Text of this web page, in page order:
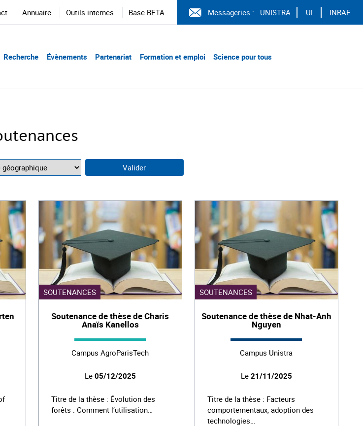
Annuaire Outils internes Base BETA Messageries : UNISTRA UL INRAE
Recherche Évènements Partenariat Formation et emploi Science pour tous
SOUTENANCES
Soutenance de thèse de Charis
Anaïs Kanellos
Campus AgroParisTech
Le 05/12/2025
Titre de la thèse : Évolution des
forêts : Comment l’utilisation…
SOUTENANCES
Soutenance de thèse de Nhat-Anh
Nguyen
Campus Unistra
Le 21/11/2025
Titre de la thèse : Facteurs
comportementaux, adoption des
technologies…